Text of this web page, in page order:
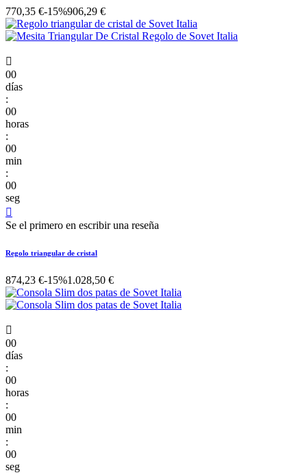
770,35 €-15%906,29 €

00
días
:
00
horas
:
00
min
:
00
seg

Se el primero en escribir una reseña
Regolo triangular de cristal
874,23 €-15%1.028,50 €

00
días
:
00
horas
:
00
min
:
00
seg